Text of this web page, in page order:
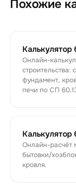
Похожие
Калькулятор
Онлайн-
строительства:
фундамент,
печи по СП
Калькулятор
Онлайн-расчёт
бытовки/
кровля.